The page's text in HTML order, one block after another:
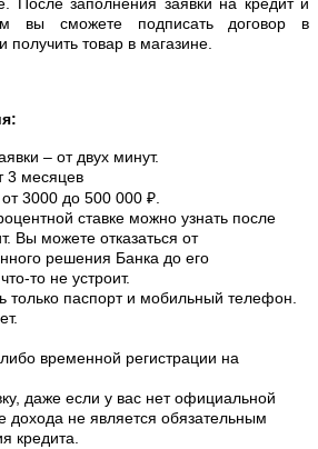
вы сможете подписать договор в
товар в магазине.
– от двух минут.
3 месяцев
3000 до 500 000 ₽.
ставке можно узнать после
Вы можете отказаться от
решения Банка до его
то не устроит.
только паспорт и мобильный телефон.
временной регистрации на
даже если у вас нет официальной
дохода не является обязательным
кредита.